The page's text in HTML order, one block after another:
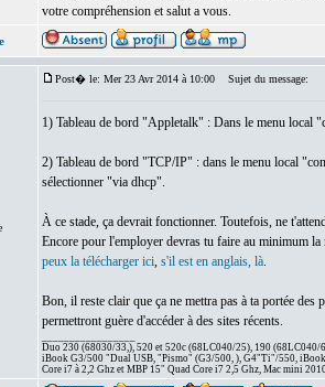
votre compréhension et salut a vous.
Post� le: Mer 23 Avr 2014 à 10:00 Sujet du message:
1) Tableau de bord "Appletalk" : Dans le menu local
2) Tableau de bord "TCP/IP" : dans le menu local
sélectionner "via dhcp".
À ce stade, ça devrait fonctionner. Toutefois, ne
Encore pour l'employer devras tu faire au minimum
peux la télécharger ici, s'il est en anglais, là.
Bon, il reste clair que ça ne mettra pas à ta portée
permettront guère d'accéder à des sites récents.
Duo 230 (68030/33,), 520 et 520c (68LC040/25), 190 (68LC040/
iBook G3/500 "Dual USB, "Pismo" (G3/500, ), G4"Ti"/550,
Core i7 à 2,2 Ghz et MBP 15" Quad Core i7 2,5 Ghz, Mac mini